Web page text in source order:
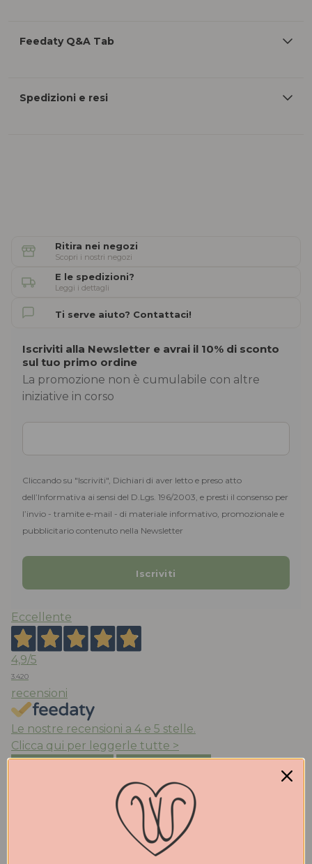
Feedaty Q&A Tab
Spedizioni e resi
Ritira nei negozi
Scopri i nostri negozi
E le spedizioni?
Leggi i dettagli
Ti serve aiuto? Contattaci!
Iscriviti alla Newsletter e avrai il 10% di sconto
sul tuo primo ordine
La promozione non è cumulabile con altre
iniziative in corso
Cliccando su "Iscriviti", Dichiari di aver letto e preso atto
dell’Informativa ai sensi del D.Lgs. 196/2003, e presti il consenso per
l’invio - tramite e-mail - di materiale informativo, promozionale e
pubblicitario contenuto nella Newsletter
Eccellente
4,9/5
3.420
recensioni
Le nostre recensioni a 4 e 5 stelle.
Clicca qui per leggerle tutte >
Veloci e ritiro comodo in negozio